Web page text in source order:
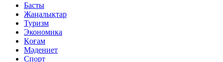
Басты
Жаңалықтар
Туризм
Экономика
Қоғам
Мәдениет
Спорт